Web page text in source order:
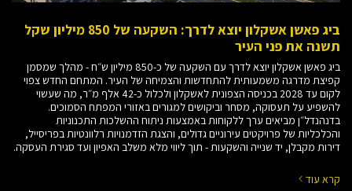
ביג פאשן אשקלון יוצא לדרך: השקעה של 850 מיליון שקל
תשנה את פני העיר
ביג פאשן אשקלון יוצא לדרך עם השקעה של כ-850 מיליון ש״ח - מהלך שמסמן
קפיצת מדרגה משמעותית להתחדשות והצמיחה של העיר. המתחם החדש צפוי
לקום עד 2028 בכניסה הצפונית לאשקלון ולכלול כ-42 אלף מ״ר, מה שעשוי
להשפיע על תעסוקה, מסחר וביקושים למגורים באזורי המפתח הסמוכים.
בדנהנדל״ן מביאים ערך ללקוחות באמצעות ניתוח ההשלכות התכנוניות
והכלכליות של פרויקטים עירוניים גדולים, והצגת הזדמנויות רלוונטיות בפריסייל,
דירות מקבלן, יד שנייה והשקעות - תוך ליווי מלא משלב האפיון ועד סגירת העסקה.
קרא עוד